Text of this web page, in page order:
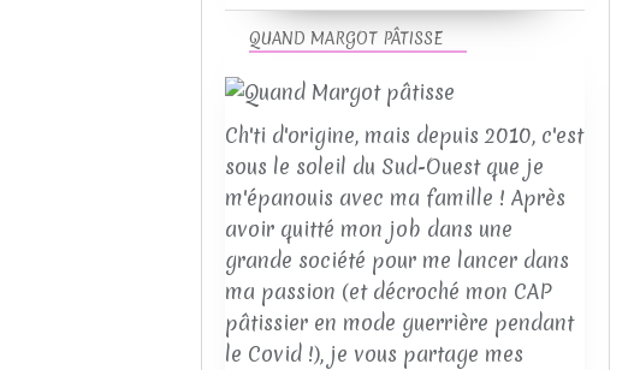
QUAND MARGOT PÂTISSE
Ch'ti d'origine, mais depuis 2010, c'est
sous le soleil du Sud-Ouest que je
m'épanouis avec ma famille ! Après
avoir quitté mon job dans une
grande société pour me lancer dans
ma passion (et décroché mon CAP
pâtissier en mode guerrière pendant
le Covid !), je vous partage mes